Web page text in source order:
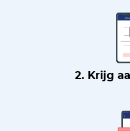
2. Krijg